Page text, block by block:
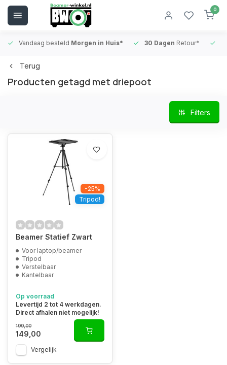
0
Vandaag besteld Morgen in Huis* 30 Dagen Retour*
Terug
Producten getagd met driepoot
Filters
-25%
Tripod!
Beamer Statief Zwart
Voor laptop/beamer
Tripod
Verstelbaar
Kantelbaar
Op voorraad
Levertijd 2 tot 4 werkdagen.
Direct afhalen niet mogelijk!
199,00
149,00
Vergelijk